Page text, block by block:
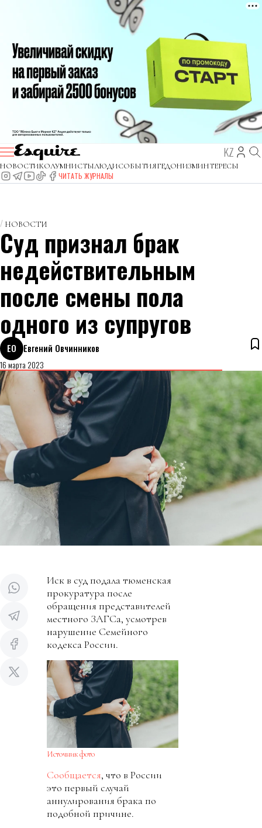
KZ
НОВОСТИКОЛУМНИСТЫЛЮДИСОБЫТИЯГЕДОНИЗМИНТЕРЕСЫ
ЧИТАТЬ ЖУРНАЛЫ
НОВОСТИ
Суд признал брак
недействительным
после смены пола
одного из супругов
ЕО
Евгений Овчинников
16 марта 2023
Иск в суд подала тюменская
прокуратура после
обращения представителей
местного ЗАГСа, усмотрев
нарушение Семейного
кодекса России.
Источник фото
Сообщается, что в России
это первый случай
аннулирования брака по
подобной причине.